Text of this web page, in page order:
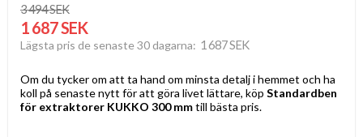
3 494 SEK
1 687 SEK
Lägsta pris de senaste 30 dagarna 1 687 SEK
Om du tycker om att ta hand om minsta detalj i hemmet och ha
koll på senaste nytt för att göra livet lättare, köp Standardben
för extraktorer KUKKO 300 mmtill bästa pris.